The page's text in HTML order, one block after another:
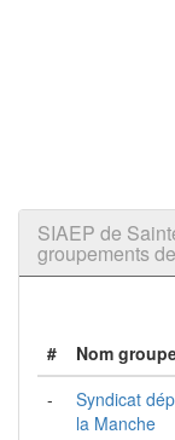
SIAEP de
groupements
# Nom
-
Syndicat
la Manche